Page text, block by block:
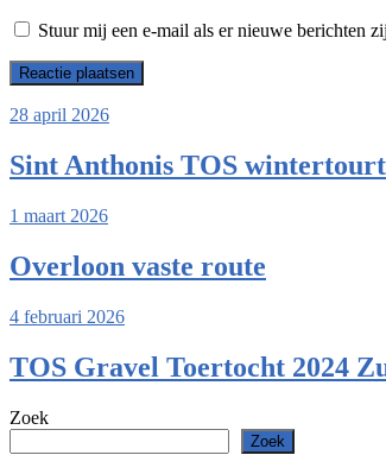
Stuur mij een e-mail als er nieuwe berichten
28 april 2026
Sint Anthonis TOS
1 maart 2026
Overloon vaste route
4 februari 2026
TOS Gravel Toertocht 2024
Zoek
Zoek